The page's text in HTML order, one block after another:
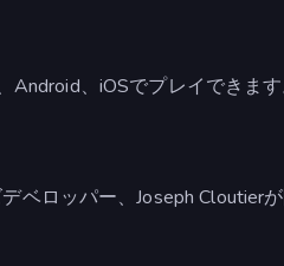
、iOSでプレイできます
ベロッパー、Joseph Cloutierが